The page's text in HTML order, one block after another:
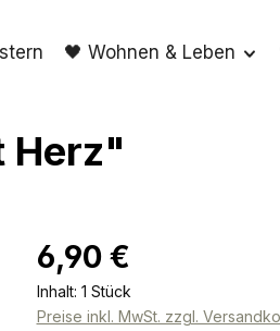
🖤 Wohnen & Leben
Herz"
Regulärer Preis:
6,90 €
Inhalt: 1 Stück
Preise inkl. MwSt. zzgl.